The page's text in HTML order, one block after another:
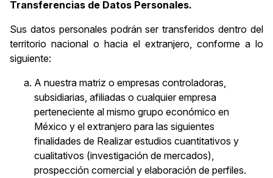
Transferencias de Datos Personales.
Sus datos personales podrán ser transferidos dentro del
territorio nacional o hacia el extranjero, conforme a lo
siguiente:
A nuestra matriz o empresas controladoras,
subsidiarias, afiliadas o cualquier empresa
perteneciente al mismo grupo económico en
México y el extranjero para las siguientes
finalidades de Realizar estudios cuantitativos y
cualitativos (investigación de mercados),
prospección comercial y elaboración de perfiles.